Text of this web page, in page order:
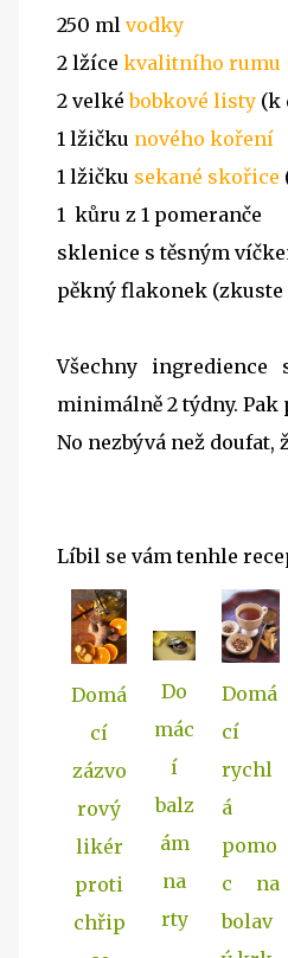
250 ml vodky
2 lžíce kvalitního rumu
2 velkébobkové listy (k
1 lžičku nového koření
1 lžičku sekané skořice
1 kůru z 1 pomeranče
sklenice s těsným
pěkný flakonek
Všechny
minimálně 2 týdny.
No nezbývá než
Líbil se vám tenhle
Domá
cí
zázvo
rový
likér
proti
chřip
Do
mác
í
balz
ám
na
rty
Domá
cí
rychl
á
pomo
c na
bolav